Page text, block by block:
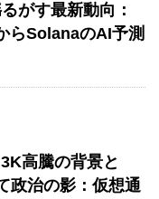
がす最新動向：
らSolanaのAI予測
高騰の背景と
政治の影：仮想通